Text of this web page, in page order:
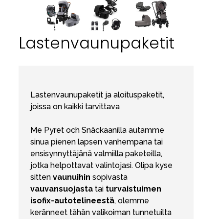
Lastenvaunupaketit
Lastenvaunupaketit ja aloituspaketit,
joissa on kaikki tarvittava
Me Pyret och Snäckaanilla autamme
sinua pienen lapsen vanhempana tai
ensisynnyttäjänä valmiilla paketeilla,
jotka helpottavat valintojasi. Olipa kyse
sitten vaunuihin sopivasta
vauvansuojasta tai turvaistuimen
isofix-autotelineestä, olemme
keränneet tähän valikoiman tunnetuilta